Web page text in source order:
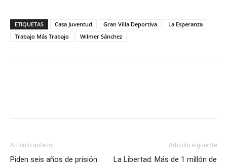
ETIQUETAS Casa Juventud Gran Villa Deportiva
La Esperanza
Trabajo Más Trabajo
Wilmer Sánchez
Artículo anterior
Piden seis años de prisión
Artículo siguiente
La Libertad: Más de 1 millón de